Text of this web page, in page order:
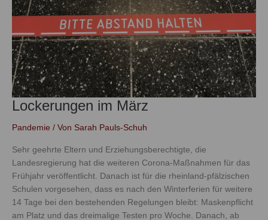
Lockerungen im März
Pandemie / Von Sarah Pauls-Schuh
Sehr geehrte Eltern und Erziehungsberechtigte, die
Landesregierung hat die weiteren Corona-Maßnahmen für das
Frühjahr veröffentlicht. Danach ist für die rheinland-pfälzischen
Schulen vorgesehen, dass es nach den Winterferien für weitere
14 Tage bei den bestehenden Regelungen bleibt: Maskenpflicht
am Platz und das dreimalige Testen pro Woche. Danach, ab